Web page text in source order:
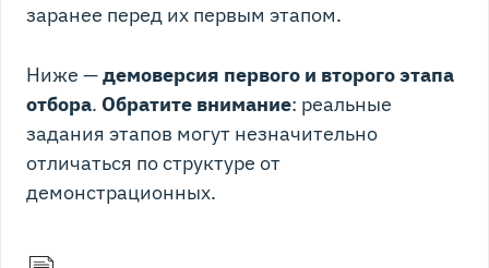
заранее перед их первым этапом.
Ниже —демоверсия первого и второго этапа
отбора. Обратите внимание: реальные
задания этапов могут незначительно
отличаться по структуре от
демонстрационных.